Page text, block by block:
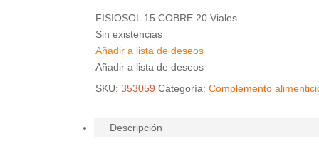
FISIOSOL 15 COBRE 20 Viales
Sin existencias
Añadir a lista de deseos
Añadir a lista de deseos
SKU:353059 Categoría:Complemento
Descripción